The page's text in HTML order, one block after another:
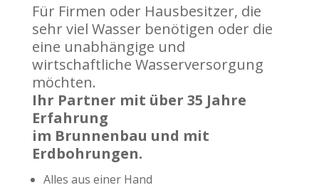
Für Firmen oder Hausbesitzer, die
sehr viel Wasser benötigen oder die
eine unabhängige und
wirtschaftliche Wasserversorgung
möchten.
Ihr Partner mit über 35 Jahre
Erfahrung
im Brunnenbau und mit
Erdbohrungen.
Alles aus einer Hand